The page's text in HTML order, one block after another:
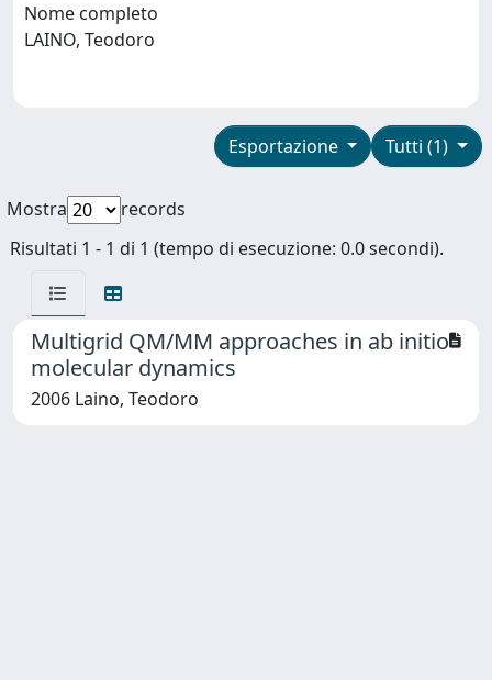
Nome completo
LAINO, Teodoro
Tutti (1)
Esportazione
Mostra
records
Risultati 1 - 1 di 1 (tempo di esecuzione: 0.0 secondi).
Multigrid QM/MM approaches in ab initio
molecular dynamics
2006 Laino, Teodoro